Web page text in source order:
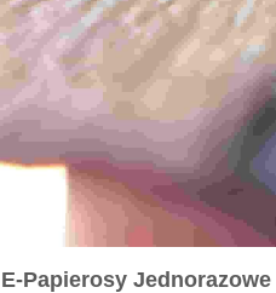
E-Papierosy Jednorazowe